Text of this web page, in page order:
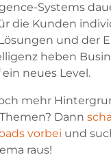
Systems
die Kunden
und der
heben
neues Level.
mehr
Dann
vorbei und
raus!